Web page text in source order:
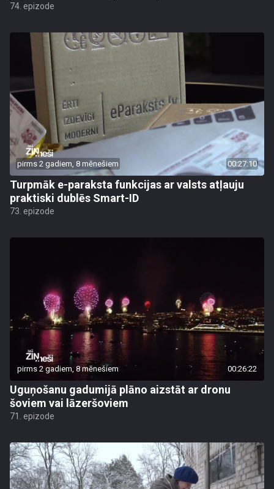
74. epizode
pirms 2 gadiem, 8 mēnešiem 00:27:10
Turpmāk e-paraksta funkcijas ar valsts atļauju
praktiski dublēs Smart-ID
73. epizode
pirms 2 gadiem, 8 mēnešiem 00:26:22
Uguņošanu gadumijā plāno aizstāt ar dronu
šoviem vai lāzeršoviem
71. epizode